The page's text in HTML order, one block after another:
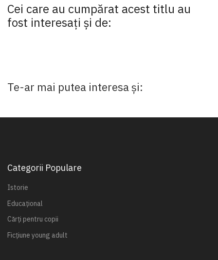
Cei care au cumpărat acest titlu au
fost interesaţi şi de:
Te-ar mai putea interesa și:
Categorii Populare
Istorie
Educațional
Cărți pentru copii
Ficțiune young adult